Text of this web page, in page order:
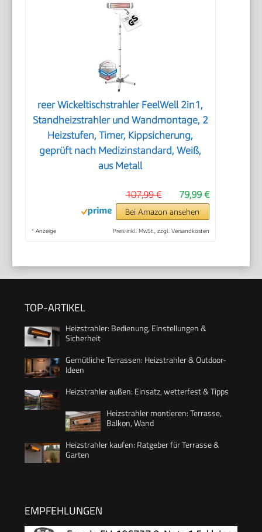
reer Wickeltischstrahler FeelWell 2in1,
Standheizstrahler und Wandmontage, 2
Heizstufen, Timer, Kippsicherung,
geprüft nach Medizinstandard, Weiß,
aus Metall
79,99 €
107,99 €
Bei Amazon ansehen
* Anzeige Preis inkl. MwSt., zzgl. Versandkosten
TOP-ARTIKEL
Heizstrahler: Bedienung, Einstellungen &
Sicherheit
Gemütliche Terrassen: Heizstrahler & Outdoor-
Ideen
Heizstrahler außen: Einsatz, wetterfest & Tipps
Heizstrahler montieren: Terrasse,
Balkon, Wand
Heizstrahler kaufen: Ratgeber für Terrasse &
Garten
EMPFEHLUNGEN